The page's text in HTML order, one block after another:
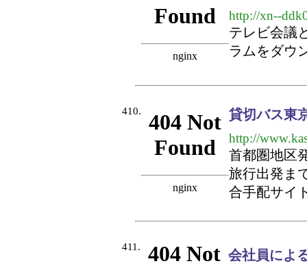
http://xn--
テレビ会議
ラムをダウ
410. 貸切バス東
http://
首都圏地区
旅行出発ま
合手配サイ
411.
会社員によ